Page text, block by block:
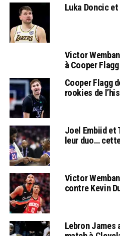
Luka Doncic
Victor
à Cooper Flagg
Cooper Flagg
rookies de
Joel Embiid et
leur duo…
Victor
contre Kevin
Lebron James